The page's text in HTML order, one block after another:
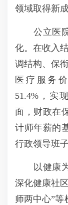
领域取得新成
公立医
化。在收入
调结构、保
医疗服务
51.4%，实
面，财政在
计师年薪的
行政领导班
以健康
深化健康社
师两中心”等